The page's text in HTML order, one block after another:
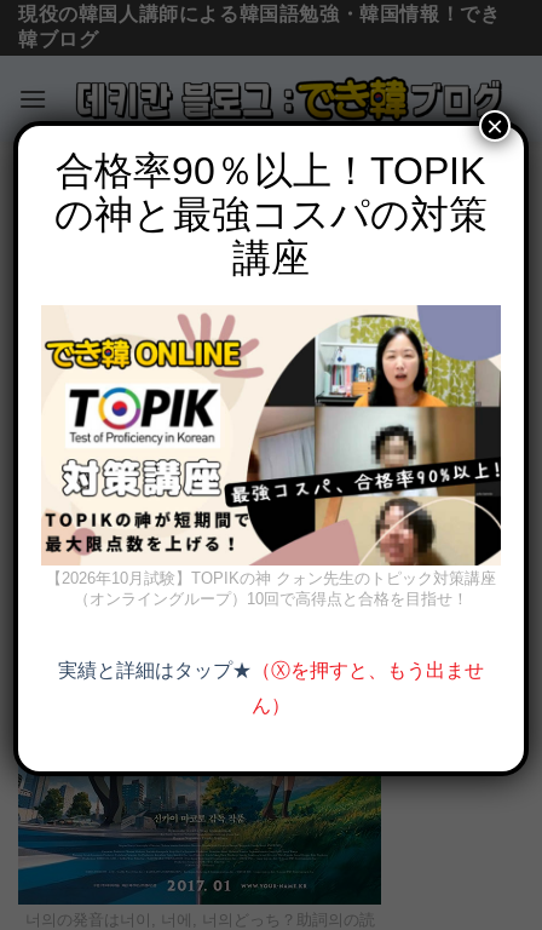
Skip
content
現役の韓国人講師による韓国語勉強・韓国情報！でき
韓ブログ
単語の意味と使い方
助詞의の発音と読み方『너의 이름은』너
의の発音は너이, 너에, 너의どっち？
POSTED ON2020年8月8日 BY でき韓 パク先生
너의の発音は너이, 너에, 너의どっち？助詞의の読
合格率90％以上！TOPIK
の神と最強コスパの対策
講座
【2026年10月試験】TOPIKの神 クォン先生のトピック対策講座
（オンライングループ）10回で高得点と合格を目指せ！
実績と詳細はタップ★ （Ⓧを押すと、もう出ませ
ん）
×